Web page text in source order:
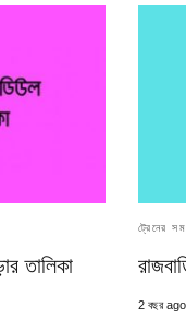
তালিকা
ট্রেনের
2 বছর ago